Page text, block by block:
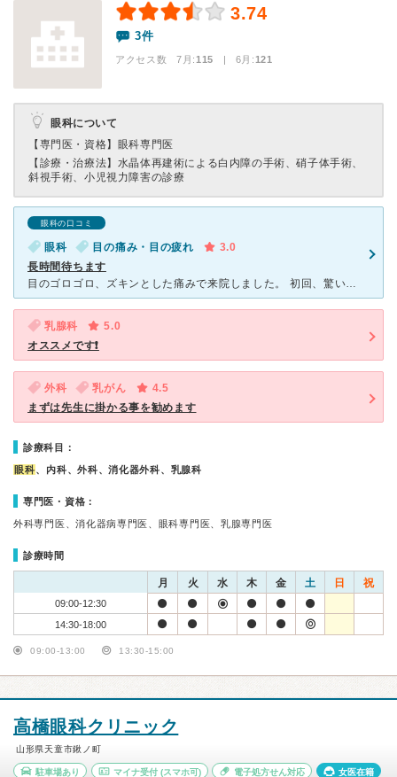
3.74
3件
アクセス数 7月:115 | 6月:121
眼科について
【専門医・資格】 眼科専門医
【診療・治療法】 水晶体再建術による白内障の手術、硝子体手術、
斜視手術、小児視力障害の診療
眼科の口コミ
眼科 目の痛み・目の疲れ
3.0
長時間待ちます
目のゴロゴロ、ズキンとした痛みで来院しました。 初回、驚いたのが待っている患者さんの多さ。 最低１・５～２時間は待つと思います。 （通院していた時は、毎回２時間は待っていました） 看護
乳腺科
5.0
オススメです❗️
外科 乳がん
4.5
まずは先生に掛かる事を勧めます
診療科目：
眼科、内科、外科、消化器外科、乳腺科
専門医・資格：
外科専門医、消化器病専門医、眼科専門医、乳腺専門医
診療時間
月 火 水 木 金 土 日 祝
09:00-12:30
14:30-18:00
09:00-13:00 13:30-15:00
高橋眼科クリニック
山形県天童市鍬ノ町
駐車場あり マイナ受付(スマホ可) 電子処方せん対応 女医在籍